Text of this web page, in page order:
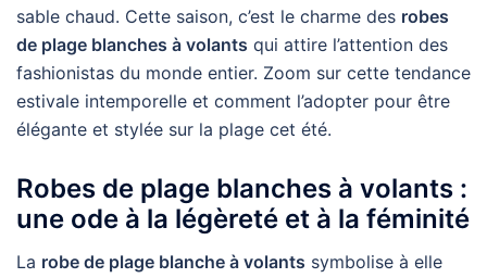
sable chaud. Cette saison, c’est le charme des robes
de plage blanches à volants qui attire l’attention des
fashionistas du monde entier. Zoom sur cette tendance
estivale intemporelle et comment l’adopter pour être
élégante et stylée sur la plage cet été.
Robes de plage blanches à volants :
une ode à la légèreté et à la féminité
La robe de plage blanche à volants symbolise à elle